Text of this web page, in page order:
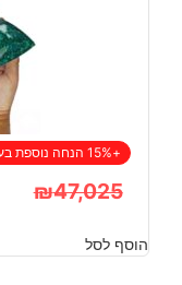
+15% הנחה נוספת בעגלת הקניות
₪47,025
המקורי
הנוכחי
הוסף לסל